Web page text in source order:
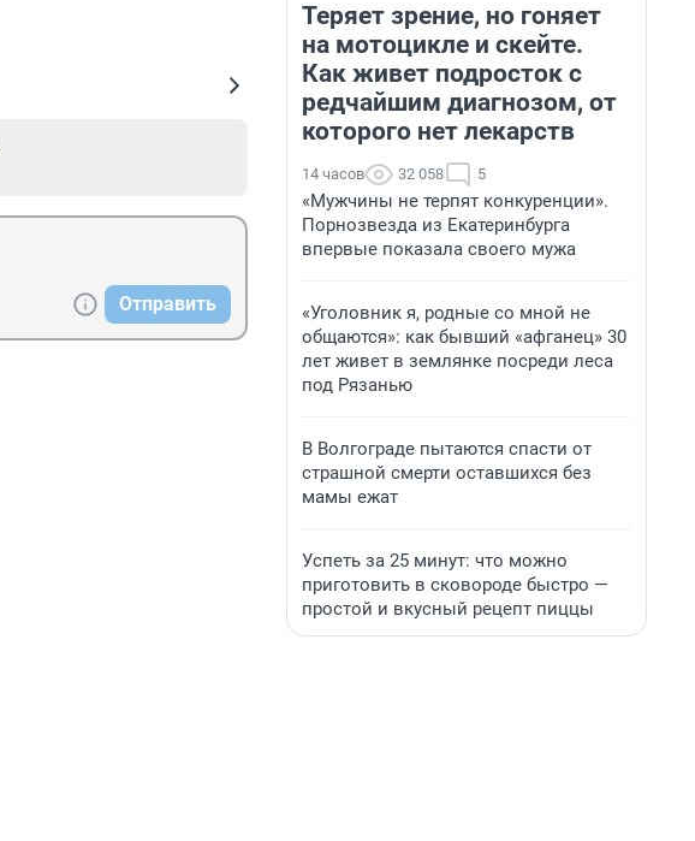
Отправить
Теряет зрение, но гоняет
на мотоцикле и скейте.
Как живет подросток с
редчайшим диагнозом, от
которого нет лекарств
14 часов 32 058 5
«Мужчины не терпят конкуренции».
Порнозвезда из Екатеринбурга
впервые показала своего мужа
«Уголовник я, родные со мной не
общаются»: как бывший «афганец» 30
лет живет в землянке посреди леса
под Рязанью
В Волгограде пытаются спасти от
страшной смерти оставшихся без
мамы ежат
Успеть за 25 минут: что можно
приготовить в сковороде быстро —
простой и вкусный рецепт пиццы